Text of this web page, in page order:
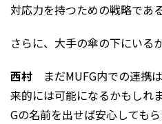
対応力を持つための戦略であ
さらに、大手の傘の下にいる
西村 まだMUFG内での連携
来的には可能になるかもしれ
Gの名前を出せば安心しても